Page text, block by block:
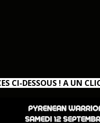
CI-DESSOUS ! A UN